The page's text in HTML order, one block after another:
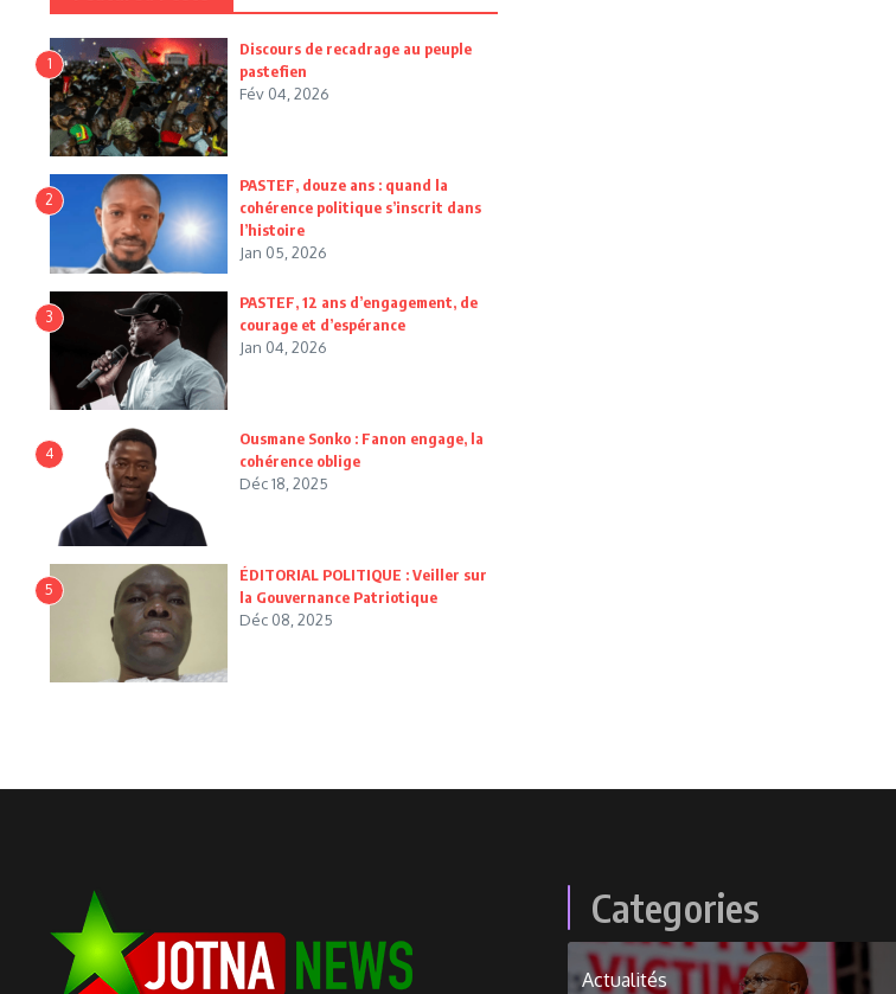
1
Discours de recadrage au peuple
pastefien
Fév 04, 2026
2
PASTEF, douze ans : quand la
cohérence politique s’inscrit dans
l’histoire
Jan 05, 2026
3
PASTEF, 12 ans d’engagement, de
courage et d’espérance
Jan 04, 2026
4
Ousmane Sonko : Fanon engage, la
cohérence oblige
Déc 18, 2025
5
ÉDITORIAL POLITIQUE : Veiller sur
la Gouvernance Patriotique
Déc 08, 2025
Categories
Actualités